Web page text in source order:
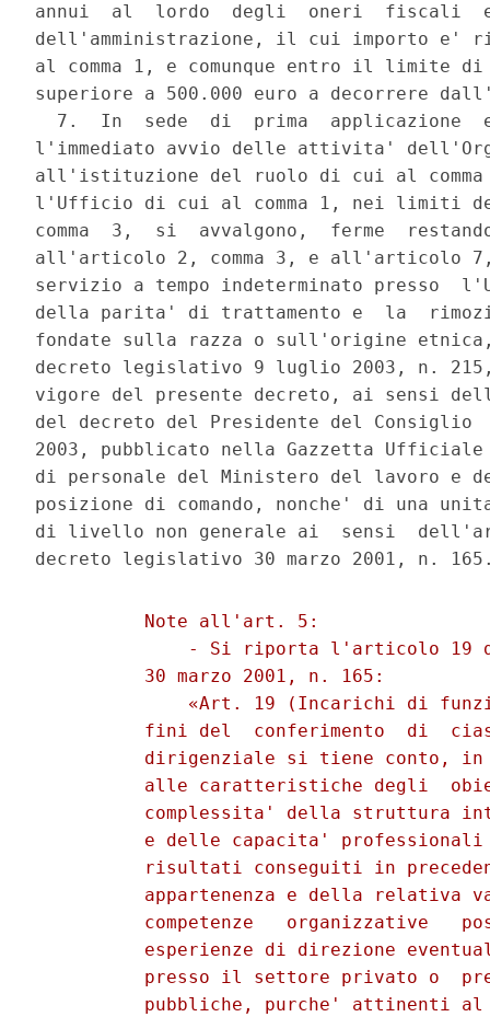
annui  al  lordo  degli  oneri  fiscali
dell'amministrazione, il cui importo e'
al comma 1, e comunque entro il limite di
superiore a 500.000 euro a decorrere
7.  In  sede  di  prima  applicazione
l'immediato avvio delle attivita'
all'istituzione del ruolo di cui al comma
l'Ufficio di cui al comma 1, nei limiti
comma  3,  si  avvalgono,  ferme
all'articolo 2, comma 3, e all'articolo 7,
servizio a tempo indeterminato presso
della parita' di trattamento e  la
fondate sulla razza o sull'origine
decreto legislativo 9 luglio 2003, n.
vigore del presente decreto, ai sensi
del decreto del Presidente del
2003, pubblicato nella Gazzetta
di personale del Ministero del lavoro
posizione di comando, nonche' di una
di livello non generale ai  sensi
          Note all'art. 5:
- Si riporta l'articolo 19
          30 marzo 2001, n. 165:
«Art. 19 (Incarichi di
fini del  conferimento  di
dirigenziale si tiene conto,
alle caratteristiche degli
complessita' della struttura
e delle capacita'
risultati conseguiti in
appartenenza e della relativa
competenze   organizzative
esperienze di direzione
presso il settore privato o
pubbliche, purche' attinenti